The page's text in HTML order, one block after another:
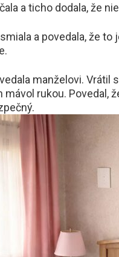
a ticho dodala, že
a povedala, že
manželovi. Vrátil
mávol rukou. Povedal,